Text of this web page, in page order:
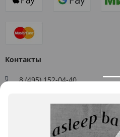
Контакты
8 (495) 152-04-40
109544, г. Москва, ул.
Схема проезда